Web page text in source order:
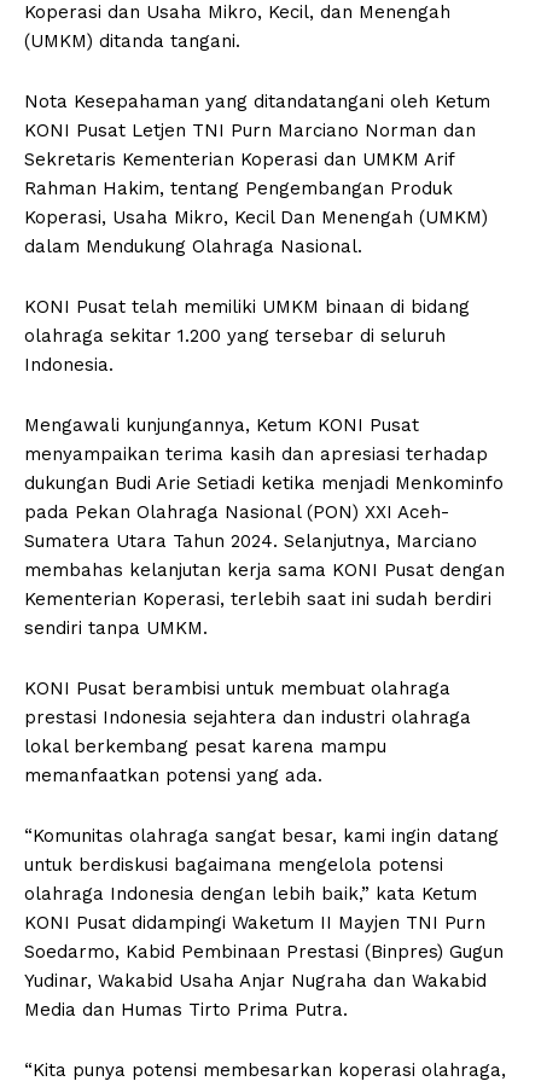
Koperasi dan Usaha Mikro, Kecil, dan Menengah
(UMKM) ditanda tangani.
Nota Kesepahaman yang ditandatangani oleh Ketum
KONI Pusat Letjen TNI Purn Marciano Norman dan
Sekretaris Kementerian Koperasi dan UMKM Arif
Rahman Hakim, tentang Pengembangan Produk
Koperasi, Usaha Mikro, Kecil Dan Menengah (UMKM)
dalam Mendukung Olahraga Nasional.
KONI Pusat telah memiliki UMKM binaan di bidang
olahraga sekitar 1.200 yang tersebar di seluruh
Indonesia.
Mengawali kunjungannya, Ketum KONI Pusat
menyampaikan terima kasih dan apresiasi terhadap
dukungan Budi Arie Setiadi ketika menjadi Menkominfo
pada Pekan Olahraga Nasional (PON) XXI Aceh-
Sumatera Utara Tahun 2024. Selanjutnya, Marciano
membahas kelanjutan kerja sama KONI Pusat dengan
Kementerian Koperasi, terlebih saat ini sudah berdiri
sendiri tanpa UMKM.
KONI Pusat berambisi untuk membuat olahraga
prestasi Indonesia sejahtera dan industri olahraga
lokal berkembang pesat karena mampu
memanfaatkan potensi yang ada.
“Komunitas olahraga sangat besar, kami ingin datang
untuk berdiskusi bagaimana mengelola potensi
olahraga Indonesia dengan lebih baik,” kata Ketum
KONI Pusat didampingi Waketum II Mayjen TNI Purn
Soedarmo, Kabid Pembinaan Prestasi (Binpres) Gugun
Yudinar, Wakabid Usaha Anjar Nugraha dan Wakabid
Media dan Humas Tirto Prima Putra.
“Kita punya potensi membesarkan koperasi olahraga,